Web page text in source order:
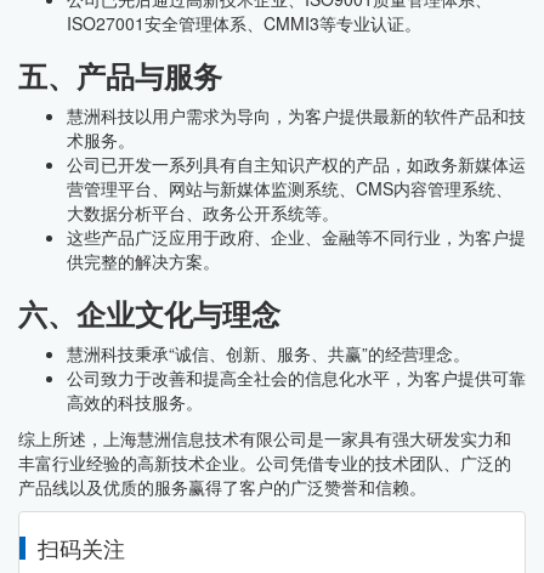
ISO27001安全管理体系、CMMI3等专业认证。
五、产品与服务
慧洲科技以用户需求为导向，为客户提供最新的软件产品和技
术服务。
公司已开发一系列具有自主知识产权的产品，如政务新媒体运
营管理平台、网站与新媒体监测系统、CMS内容管理系统、
大数据分析平台、政务公开系统等。
这些产品广泛应用于政府、企业、金融等不同行业，为客户提
供完整的解决方案。
六、企业文化与理念
慧洲科技秉承“诚信、创新、服务、共赢”的经营理念。
公司致力于改善和提高全社会的信息化水平，为客户提供可靠
高效的科技服务。
综上所述，上海慧洲信息技术有限公司是一家具有强大研发实力和
丰富行业经验的高新技术企业。公司凭借专业的技术团队、广泛的
产品线以及优质的服务赢得了客户的广泛赞誉和信赖。
扫码关注